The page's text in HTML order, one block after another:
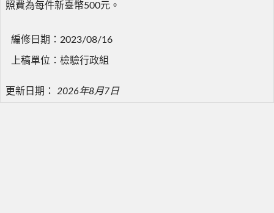
照費為每件新臺幣500元。
編修日期：2023/08/16
上稿單位：檢驗行政組
更新日期： 2026年8月7日